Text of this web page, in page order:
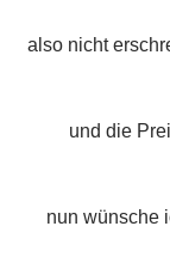
also nicht
und die
nun wünsche